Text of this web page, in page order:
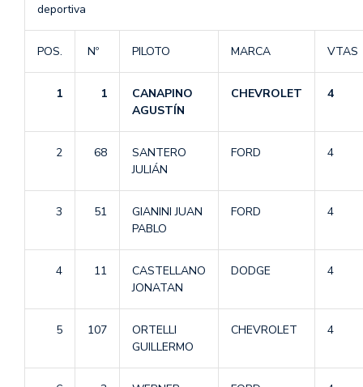
deportiva
POS. Nº PILOTO MARCA VTAS
1 1
CANAPINO
AGUSTÍN
CHEVROLET 4
2 68
SANTERO
JULIÁN
FORD 4
3 51
GIANINI JUAN
PABLO
FORD 4
4 11
CASTELLANO
JONATAN
DODGE 4
5 107
ORTELLI
GUILLERMO
CHEVROLET 4